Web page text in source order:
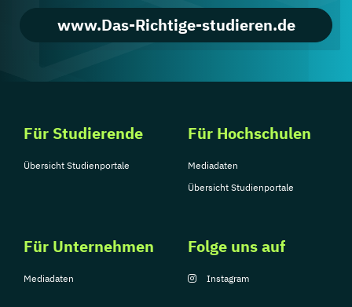
www.Das-Richtige-studieren.de
Für Studierende
Übersicht Studienportale
Für Hochschulen
Mediadaten
Übersicht Studienportale
Für Unternehmen
Mediadaten
Folge uns auf
Instagram